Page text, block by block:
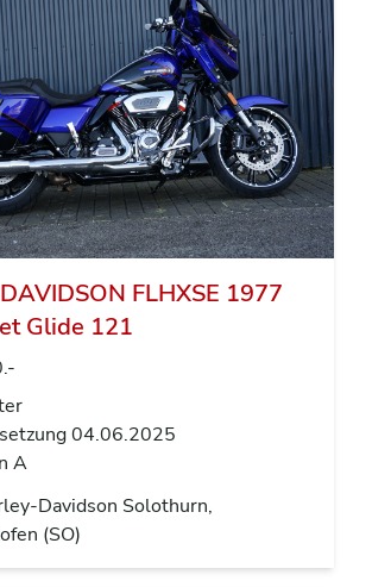
FLHXSE 1977
Glide 121
04.06.2025
A
Davidson Solothurn,
(SO)